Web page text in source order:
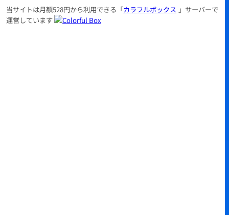
当サイトは月額528円から利用できる「カラフルボックス 」サーバーで
運営しています